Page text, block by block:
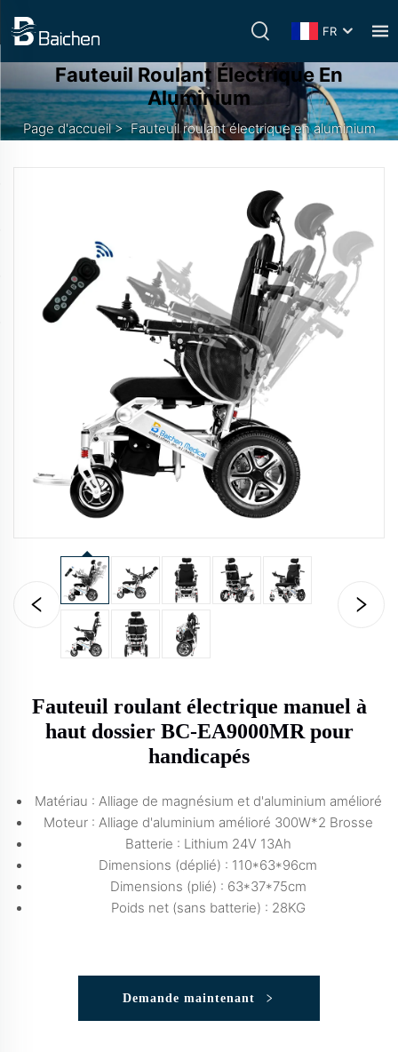
FR
Fauteuil Roulant Électrique En
Aluminium
Page d'accueil>Fauteuil roulant électrique en aluminium
Fauteuil roulant électrique manuel à
haut dossier BC-EA9000MR pour
handicapés
Matériau : Alliage de magnésium et d'aluminium amélioré
Moteur : Alliage d'aluminium amélioré 300W*2 Brosse
Batterie : Lithium 24V 13Ah
Dimensions (déplié) : 110*63*96cm
Dimensions (plié) : 63*37*75cm
Poids net (sans batterie) : 28KG
Demande maintenant